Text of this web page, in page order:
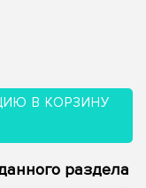
В КОРЗИНУ
раздела